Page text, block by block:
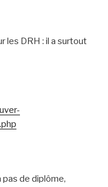
les DRH : il a surtout
pas de diplôme,